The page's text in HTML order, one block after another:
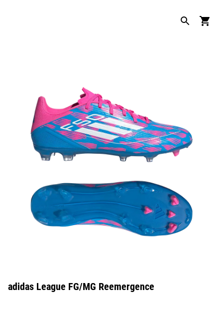
adidas League FG/MG Reemergence